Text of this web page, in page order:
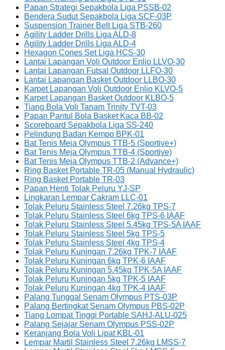
Papan Strategi Sepakbola Liga PSSB-02
Bendera Sudut Sepakbola Liga SCF-03P
Suspension Trainer Belt Liga STB-260
Agility Ladder Drills Liga ALD-8
Agility Ladder Drills Liga ALD-4
Hexagon Cones Set Liga HCS-30
Lantai Lapangan Voli Outdoor Enlio LLVO-30
Lantai Lapangan Futsal Outdoor LLFO-30
Lantai Lapangan Basket Outdoor LLBO-30
Karpet Lapangan Voli Outdoor Enlio KLVO-5
Karpet Lapangan Basket Outdoor KLBO-5
Tiang Bola Voli Tanam Trinity TVT-03
Papan Pantul Bola Basket Kaca BB-02
Scoreboard Sepakbola Liga SS-240
Pelindung Badan Kempo BPK-01
Bat Tenis Meja Olympus TTB-5 (Sportive+)
Bat Tenis Meja Olympus TTB-4 (Sportive)
Bat Tenis Meja Olympus TTB-2 (Advance+)
Ring Basket Portable TR-05 (Manual Hydraulic)
Ring Basket Portable TR-03
Papan Henti Tolak Peluru YJ-SP
Lingkaran Lempar Cakram LLC-01
Tolak Peluru Stainless Steel 7.26kg TPS-7
Tolak Peluru Stainless Steel 6kg TPS-6 IAAF
Tolak Peluru Stainless Steel 5.45kg TPS-5A IAAF
Tolak Peluru Stainless Steel 5kg TPS-5
Tolak Peluru Stainless Steel 4kg TPS-4
Tolak Peluru Kuningan 7.26kg TPK-7 IAAF
Tolak Peluru Kuningan 6kg TPK-6 IAAF
Tolak Peluru Kuningan 5.45kg TPK-5A IAAF
Tolak Peluru Kuningan 5kg TPK-5 IAAF
Tolak Peluru Kuningan 4kg TPK-4 IAAF
Palang Tunggal Senam Olympus PTS-03P
Palang Bertingkat Senam Olympus PBS-02P
Tiang Lompat Tinggi Portable SAHJ-ALU-025
Palang Sejajar Senam Olympus PSS-02P
Keranjang Bola Voli Lipat KBL-01
Lempar Martil Stainless Steel 7.26kg LMSS-7